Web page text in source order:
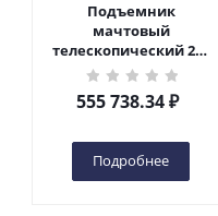
Подъемник
мачтовый
телескопический 200
кг 6 м TOR GTWY6-200S
DC 2-мачтовый
(автономный) (G) в
555 738.34₽
Подробнее